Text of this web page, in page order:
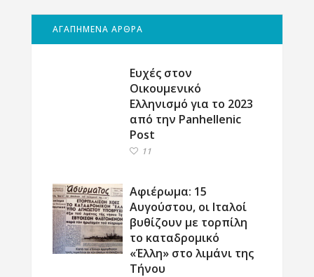
ΑΓΑΠΗΜΕΝΑ ΑΡΘΡΑ
Ευχές στον
Οικουμενικό
Ελληνισμό για το 2023
από την Panhellenic
Post
11
Αφιέρωμα: 15
Αυγούστου, οι Ιταλοί
βυθίζουν με τορπίλη
το καταδρομικό
«Έλλη» στο λιμάνι της
Τήνου